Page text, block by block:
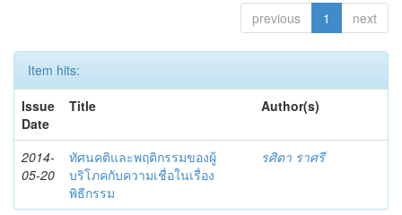
previous 1 next
Item hits:
Issue
Date
Title Author(s)
2014-
05-20
ทัศนคติและพฤติกรรมของผู้
บริโภคกับความเชื่อในเรื่อง
พิธีกรรม
รศิตา ราศรี